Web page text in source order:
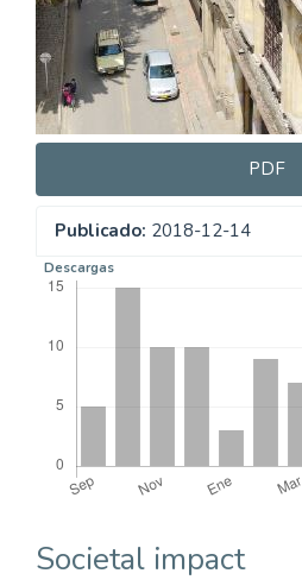
PDF
Publicado: 2018-12-14
Descargas
Societal impact